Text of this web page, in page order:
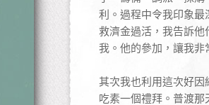
利。過程中令我印象
救濟金過活，我告訴
我。他的參加，讓我非
其次我也利用這次好
吃素一個禮拜。普渡